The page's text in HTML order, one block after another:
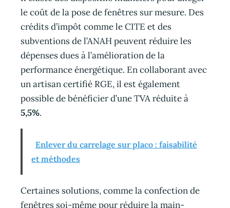
le coût de la pose de fenêtres sur mesure. Des
crédits d’impôt comme le CITE et des
subventions de l’ANAH peuvent réduire les
dépenses dues à l’amélioration de la
performance énergétique. En collaborant avec
un artisan certifié RGE, il est également
possible de bénéficier d’une TVA réduite à
5,5%.
Enlever du carrelage sur placo : faisabilité
et méthodes
Certaines solutions, comme la confection de
fenêtres soi-même pour réduire la main-